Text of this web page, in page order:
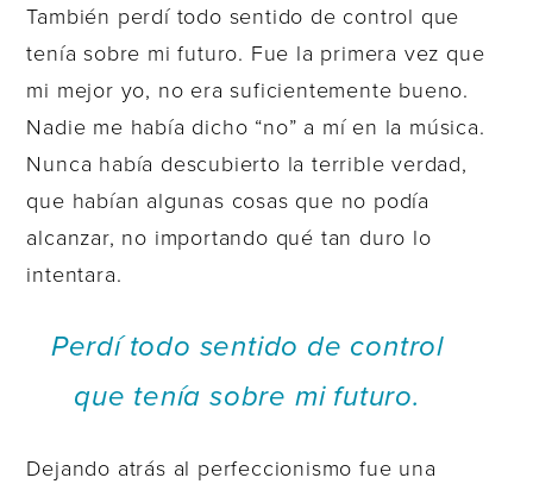
También perdí todo sentido de control que
tenía sobre mi futuro. Fue la primera vez que
mi mejor yo, no era suficientemente bueno.
Nadie me había dicho “no” a mí en la música.
Nunca había descubierto la terrible verdad,
que habían algunas cosas que no podía
alcanzar, no importando qué tan duro lo
intentara.
Perdí todo sentido de control
que tenía sobre mi futuro.
Dejando atrás al perfeccionismo fue una